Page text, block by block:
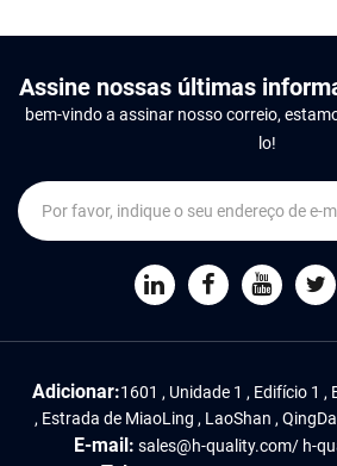
Assine nossas últimas
bem-vindo a assinar nosso correio,
lo!
Adicionar:1601 , Unidade 1 , Edifício 1 ,
, Estrada de MiaoLing , LaoShan ,
E-mail: sales@h-quality.com/ h-